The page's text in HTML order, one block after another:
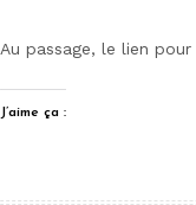
Au passage, le lien pour
J’aime ça :